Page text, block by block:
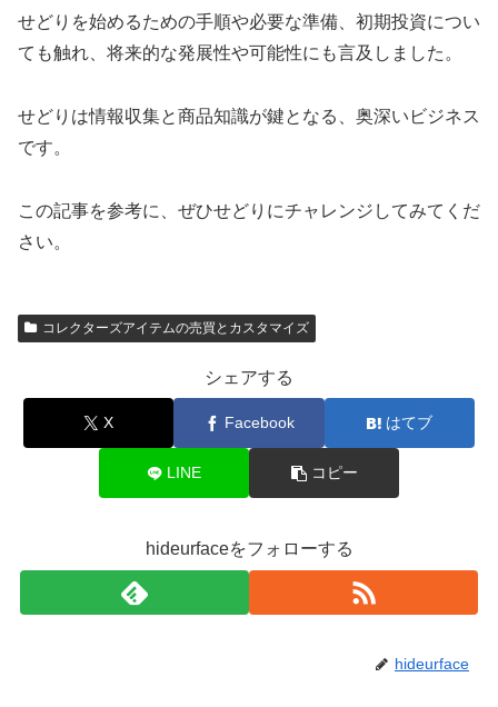
せどりを始めるための手順や必要な準備、初期投資につい
ても触れ、将来的な発展性や可能性にも言及しました。
せどりは情報収集と商品知識が鍵となる、奥深いビジネス
です。
この記事を参考に、ぜひせどりにチャレンジしてみてくだ
さい。
コレクターズアイテムの売買とカスタマイズ
シェアする
X Facebook はてブ
LINE コピー
hideurfaceをフォローする
hideurface